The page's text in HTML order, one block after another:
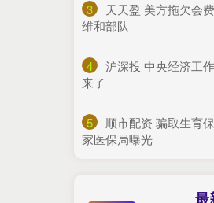
3
天天盈 美方拖欠会
维和部队
4
沪深投 中央经济工
来了
5
顺市配资 骗取生育
家医保局曝光
最